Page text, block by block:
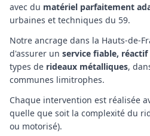
avec du matériel parfaitement
urbaines et techniques du 59.
Notre ancrage dans la Hauts-de-
d'assurer un service fiable,
types de rideaux métalliques,
communes limitrophes.
Chaque intervention est réalisée
quelle que soit la complexité du
ou motorisé).
Dépannage rideau